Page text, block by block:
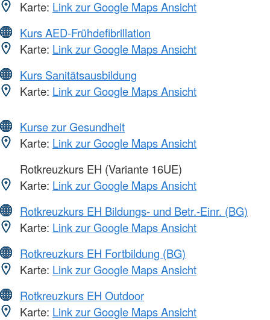
Karte: Link zur Google Maps Ansicht
Kurs AED-Frühdefibrillation
Karte: Link zur Google Maps Ansicht
Kurs Sanitätsausbildung
Karte: Link zur Google Maps Ansicht
Kurse zur Gesundheit
Karte: Link zur Google Maps Ansicht
Rotkreuzkurs EH (Variante 16UE)
Karte: Link zur Google Maps Ansicht
Rotkreuzkurs EH Bildungs- und Betr.-Einr. (BG)
Karte: Link zur Google Maps Ansicht
Rotkreuzkurs EH Fortbildung (BG)
Karte: Link zur Google Maps Ansicht
Rotkreuzkurs EH Outdoor
Karte: Link zur Google Maps Ansicht